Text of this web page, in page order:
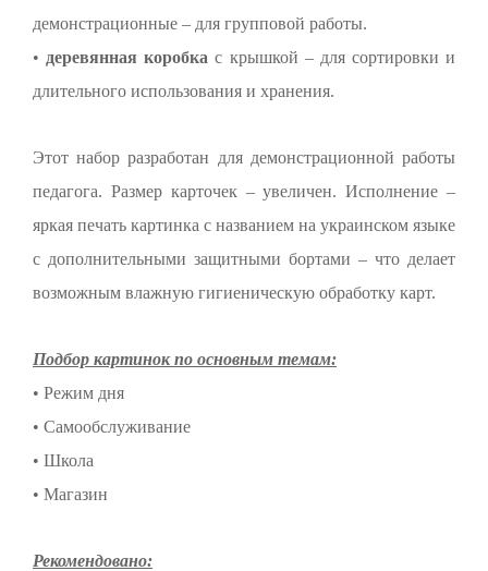
демонстрационные – для групповой работы.
• деревянная коробка с крышкой – для сортировки и
длительного использования и хранения.
Этот набор разработан для демонстрационной работы
педагога. Размер карточек – увеличен. Исполнение –
яркая печать картинка с названием на украинском языке
с дополнительными защитными бортами – что делает
возможным влажную гигиеническую обработку карт.
Подбор картинок по основным темам:
• Режим дня
• Самообслуживание
• Школа
• Магазин
Рекомендовано: